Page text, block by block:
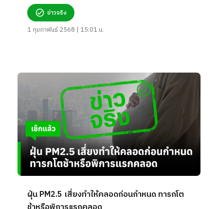
ข่าวจริง
1 กุมภาพันธ์ 2568 | 15:01 น.
ฝุ่น PM2.5 เสี่ยงทำให้คลอดก่อนกำหนด ทารกโต